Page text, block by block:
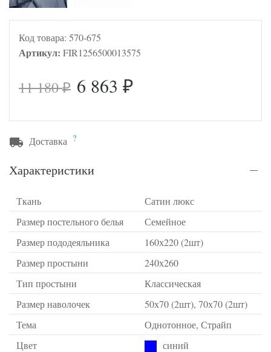
Код товара: 570-675
Артикул: FIR1256500013575
11 180₽ 6 863 ₽
Доставка ?
Характеристики
Ткань
Сатин люкс
Размер постельного белья
Семейное
Размер пододеяльника
160х220 (2шт)
Размер простыни
240х260
Тип простыни
Классическая
Размер наволочек
50х70 (2шт), 70х70 (2шт)
Тема
Однотонное, Страйп
Цвет
синий